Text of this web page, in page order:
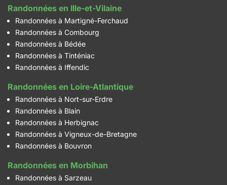
Randonnées en Ille-et-Vilaine
Randonnées à Martigné-Ferchaud
Randonnées à Combourg
Randonnées à Bédée
Randonnées à Tinténiac
Randonnées à Iffendic
Randonnées en Loire-Atlantique
Randonnées à Nort-sur-Erdre
Randonnées à Blain
Randonnées à Herbignac
Randonnées à Vigneux-de-Bretagne
Randonnées à Bouvron
Randonnées en Morbihan
Randonnées à Sarzeau